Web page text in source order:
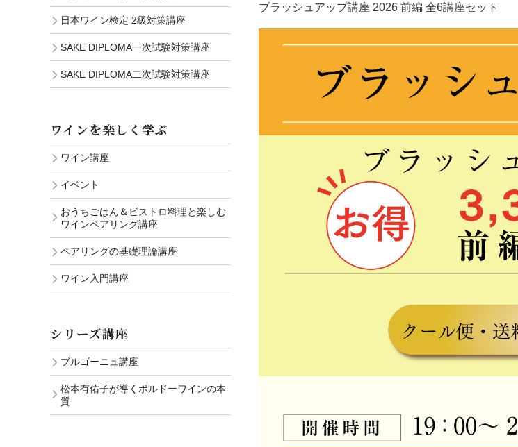
ブラッシュアップ講座 2026 前編 全6講座セット
日本ワイン検定 2級対策講座
SAKE DIPLOMA一次試験対策講座
SAKE DIPLOMA二次試験対策講座
ワインを楽しく学ぶ
ワイン講座
イベント
おうちごはん＆ビストロ料理と楽しむ
ワインペアリング講座
ペアリングの基礎理論講座
ワイン入門講座
シリーズ講座
ブルゴーニュ講座
松本有佑子が導くボルドーワインの本
質